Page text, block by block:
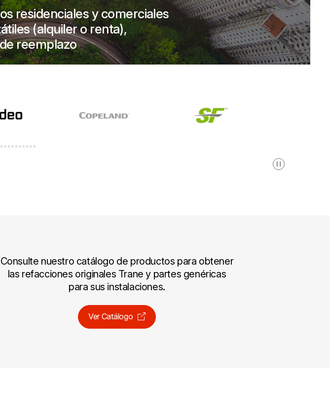
residenciales y comerciales
(alquiler o renta),
reemplazo
Pausa
Consulte nuestro catálogo de productos para obtener
las refacciones originales Trane y partes genéricas
para sus instalaciones.
Ver Catálogo